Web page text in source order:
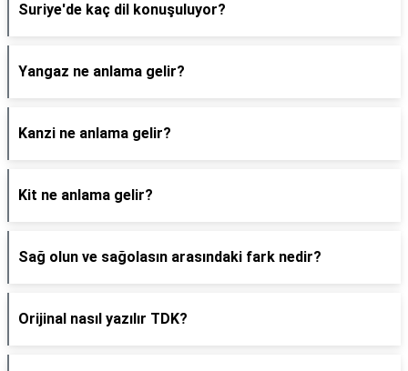
Suriye'de kaç dil konuşuluyor?
Yangaz ne anlama gelir?
Kanzi ne anlama gelir?
Kit ne anlama gelir?
Sağ olun ve sağolasın arasındaki fark nedir?
Orijinal nasıl yazılır TDK?